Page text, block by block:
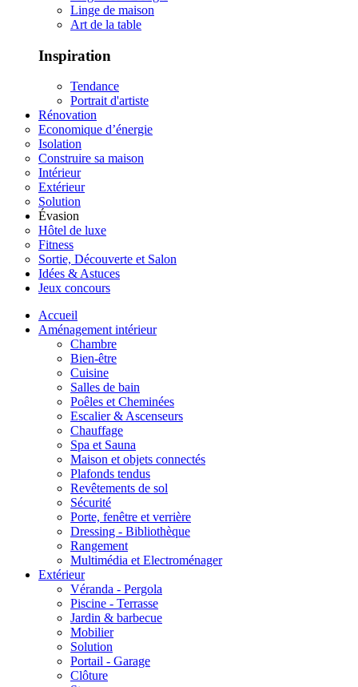
Linge de maison
Art de la table
Inspiration
Tendance
Portrait d'artiste
Rénovation
Economique d’énergie
Isolation
Construire sa maison
Intérieur
Extérieur
Solution
Évasion
Hôtel de luxe
Fitness
Sortie, Découverte et Salon
Idées & Astuces
Jeux concours
Accueil
Aménagement intérieur
Chambre
Bien-être
Cuisine
Salles de bain
Poêles et Cheminées
Escalier & Ascenseurs
Chauffage
Spa et Sauna
Maison et objets connectés
Plafonds tendus
Revêtements de sol
Sécurité
Porte, fenêtre et verrière
Dressing - Bibliothèque
Rangement
Multimédia et Electroménager
Extérieur
Véranda - Pergola
Piscine - Terrasse
Jardin & barbecue
Mobilier
Solution
Portail - Garage
Clôture